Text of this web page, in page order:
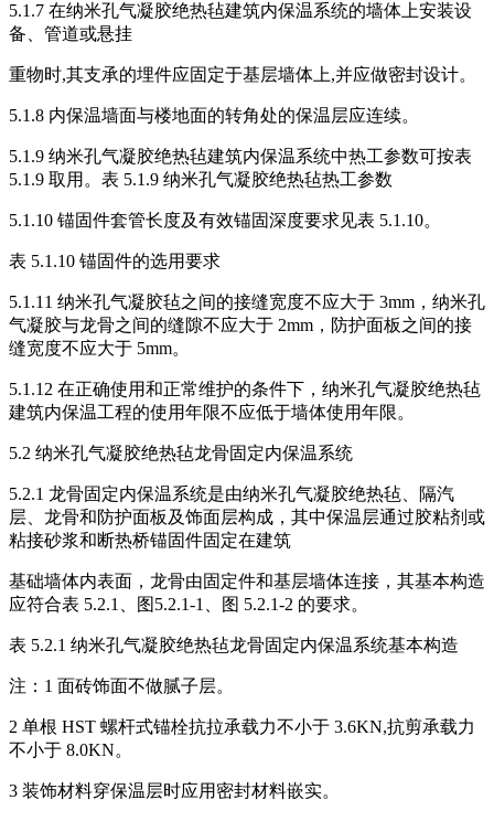
5.1.7 在纳米孔气凝胶绝热毡建筑内保温系统的墙体上安装设
备、管道或悬挂
重物时,其支承的埋件应固定于基层墙体上,并应做密封设计。
5.1.8 内保温墙面与楼地面的转角处的保温层应连续。
5.1.9 纳米孔气凝胶绝热毡建筑内保温系统中热工参数可按表
5.1.9 取用。表 5.1.9 纳米孔气凝胶绝热毡热工参数
5.1.10 锚固件套管长度及有效锚固深度要求见表 5.1.10。
表 5.1.10 锚固件的选用要求
5.1.11 纳米孔气凝胶毡之间的接缝宽度不应大于 3mm，纳米孔
气凝胶与龙骨之间的缝隙不应大于 2mm，防护面板之间的接
缝宽度不应大于 5mm。
5.1.12 在正确使用和正常维护的条件下，纳米孔气凝胶绝热毡
建筑内保温工程的使用年限不应低于墙体使用年限。
5.2 纳米孔气凝胶绝热毡龙骨固定内保温系统
5.2.1 龙骨固定内保温系统是由纳米孔气凝胶绝热毡、隔汽
层、龙骨和防护面板及饰面层构成，其中保温层通过胶粘剂或
粘接砂浆和断热桥锚固件固定在建筑
基础墙体内表面，龙骨由固定件和基层墙体连接，其基本构造
应符合表 5.2.1、图5.2.1-1、图 5.2.1-2 的要求。
表 5.2.1 纳米孔气凝胶绝热毡龙骨固定内保温系统基本构造
注：1 面砖饰面不做腻子层。
2 单根 HST 螺杆式锚栓抗拉承载力不小于 3.6KN,抗剪承载力
不小于 8.0KN。
3 装饰材料穿保温层时应用密封材料嵌实。